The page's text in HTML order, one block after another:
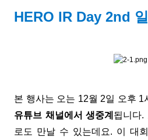
HERO IR Day 2nd
본 행사는 오는 12월 2일 오후 1
유튜브 채널에서 생중계 됩니다.
로도 만날 수 있는데요. 이 대